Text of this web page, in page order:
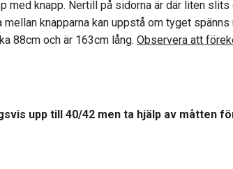
med knapp. Nertill på sidorna är där liten
mellan knapparna kan uppstå om tyget
88cm och är 163cm lång. Observera att
upp till 40/42 men ta hjälp av måtten